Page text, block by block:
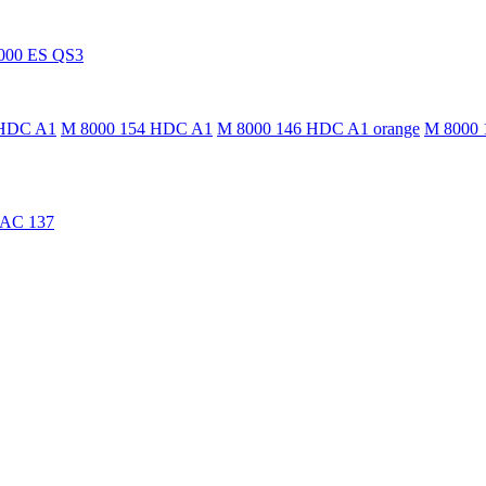
ES QS3
A1 M 8000 154 HDC A1 M 8000 146 HDC A1 orange M 8000
137